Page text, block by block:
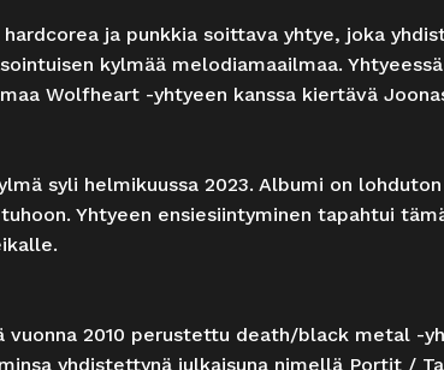
ja punkkia soittava yhtye, joka
kylmää melodiamaailmaa.
Wolfheart -yhtyeen kanssa kiertävä
syli helmikuussa 2023. Albumi on
Yhtyeen ensiesiintyminen tapahtui
2010 perustettu death/black metal -
yhdistettynä julkaisuna nimellä Portit /